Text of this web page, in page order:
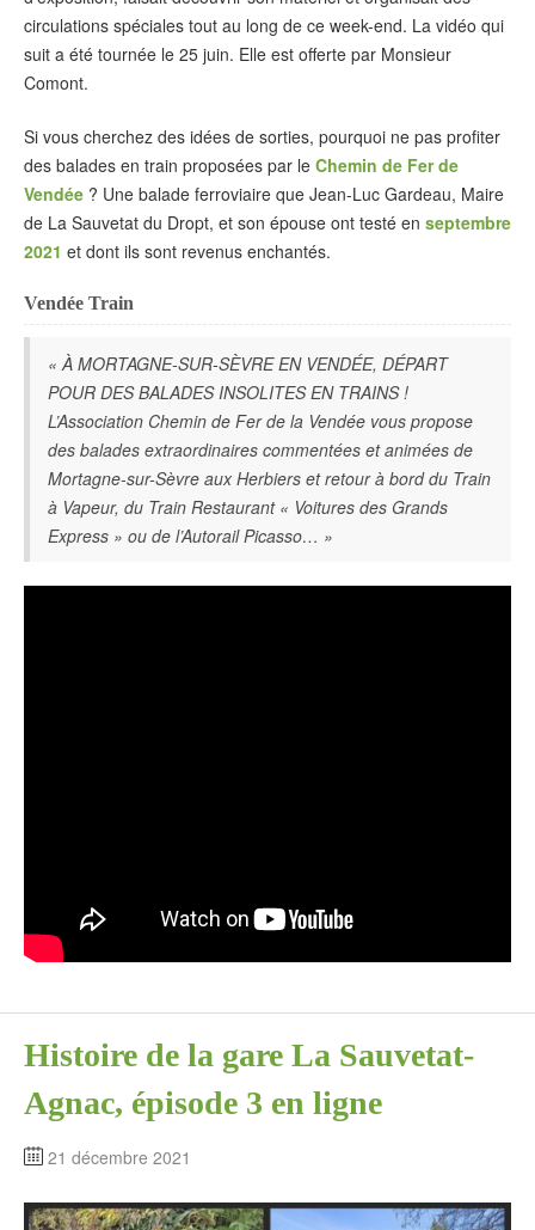
circulations spéciales tout au long de ce week-end. La vidéo qui
suit a été tournée le 25 juin. Elle est offerte par Monsieur
Comont.
Si vous cherchez des idées de sorties, pourquoi ne pas profiter
des balades en train proposées par le Chemin de Fer de
Vendée ? Une balade ferroviaire que Jean-Luc Gardeau, Maire
de La Sauvetat du Dropt, et son épouse ont testé en septembre
2021 et dont ils sont revenus enchantés.
Vendée Train
« À MORTAGNE-SUR-SÈVRE EN VENDÉE, DÉPART
POUR DES BALADES INSOLITES EN TRAINS !
L’Association Chemin de Fer de la Vendée vous propose
des balades extraordinaires commentées et animées de
Mortagne-sur-Sèvre aux Herbiers et retour à bord du Train
à Vapeur, du Train Restaurant « Voitures des Grands
Express » ou de l’Autorail Picasso… »
Histoire de la gare La Sauvetat-
Agnac, épisode 3 en ligne
21 décembre 2021